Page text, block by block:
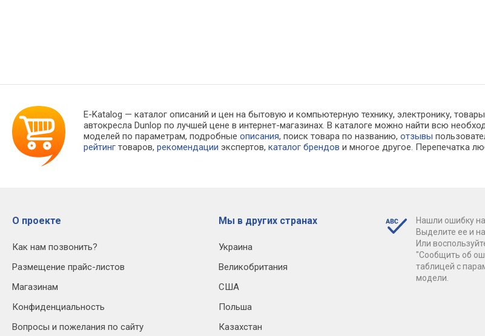
E-Katalog — каталог описаний и цен на бытовую и компьютерную технику, электронику,
автокресла Dunlop по лучшей цене в интернет-магазинах. В каталоге можно найти всю
моделей по параметрам, подробныеописания, поиск товара по названию,отзывы
рейтинг товаров,рекомендации экспертов,каталог брендов и многое другое. Перепечатка
О проекте
Как нам позвонить?
Размещение прайс-листов
Магазинам
Конфиденциальность
Вопросы и пожелания по сайту
Мы в других странах
Украина
Великобритания
США
Польша
Казахстан
Нашли ошибку
Выделите ее и
Или
"Сообщить об
таблицей с
модели.